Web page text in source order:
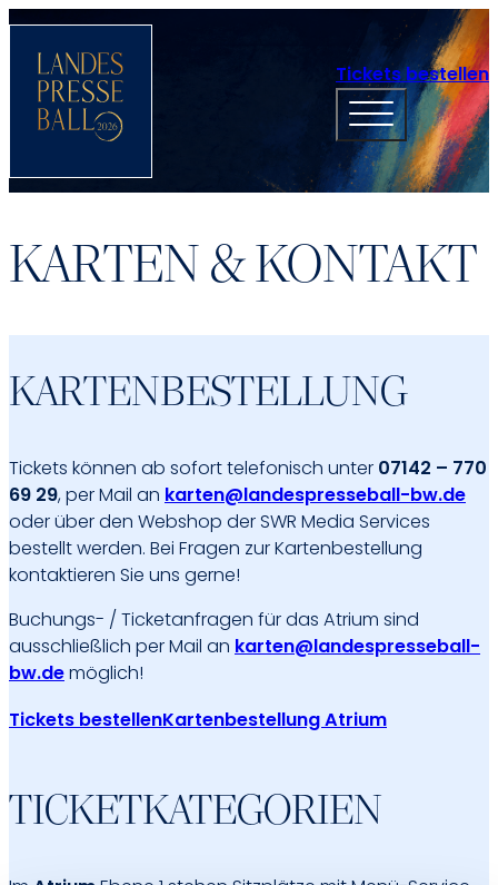
Tickets bestellen
KARTEN & KONTAKT
KARTENBESTELLUNG
Tickets können ab sofort telefonisch unter 07142 – 770
69 29, per Mail an karten@landespresseball-bw.de
oder über den Webshop der SWR Media Services
bestellt werden. Bei Fragen zur Kartenbestellung
kontaktieren Sie uns gerne!
Buchungs- / Ticketanfragen für das Atrium sind
ausschließlich per Mail an karten@landespresseball-
bw.demöglich!
Tickets bestellenKartenbestellung Atrium
TICKETKATEGORIEN